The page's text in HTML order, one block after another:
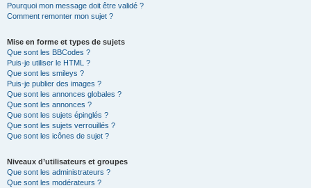
Pourquoi mon message doit être validé ?
Comment remonter mon sujet ?
Mise en forme et types de sujets
Que sont les BBCodes ?
Puis-je utiliser le HTML ?
Que sont les smileys ?
Puis-je publier des images ?
Que sont les annonces globales ?
Que sont les annonces ?
Que sont les sujets épinglés ?
Que sont les sujets verrouillés ?
Que sont les icônes de sujet ?
Niveaux d’utilisateurs et groupes
Que sont les administrateurs ?
Que sont les modérateurs ?